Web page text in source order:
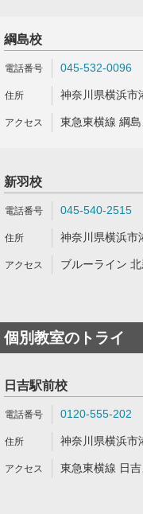
綱島校
045-532-0096
神奈川県横浜市
東急東横線 綱
新羽校
045-540-2515
神奈川県横浜市
ブルーライン
個別教室のトライ
日吉駅前校
0120-555-202
神奈川県横浜市
東急東横線 日